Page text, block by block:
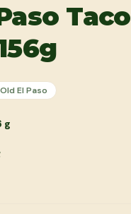
Taco
Old El Paso
g